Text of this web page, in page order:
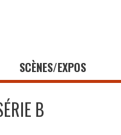
SCÈNES/EXPOS
B